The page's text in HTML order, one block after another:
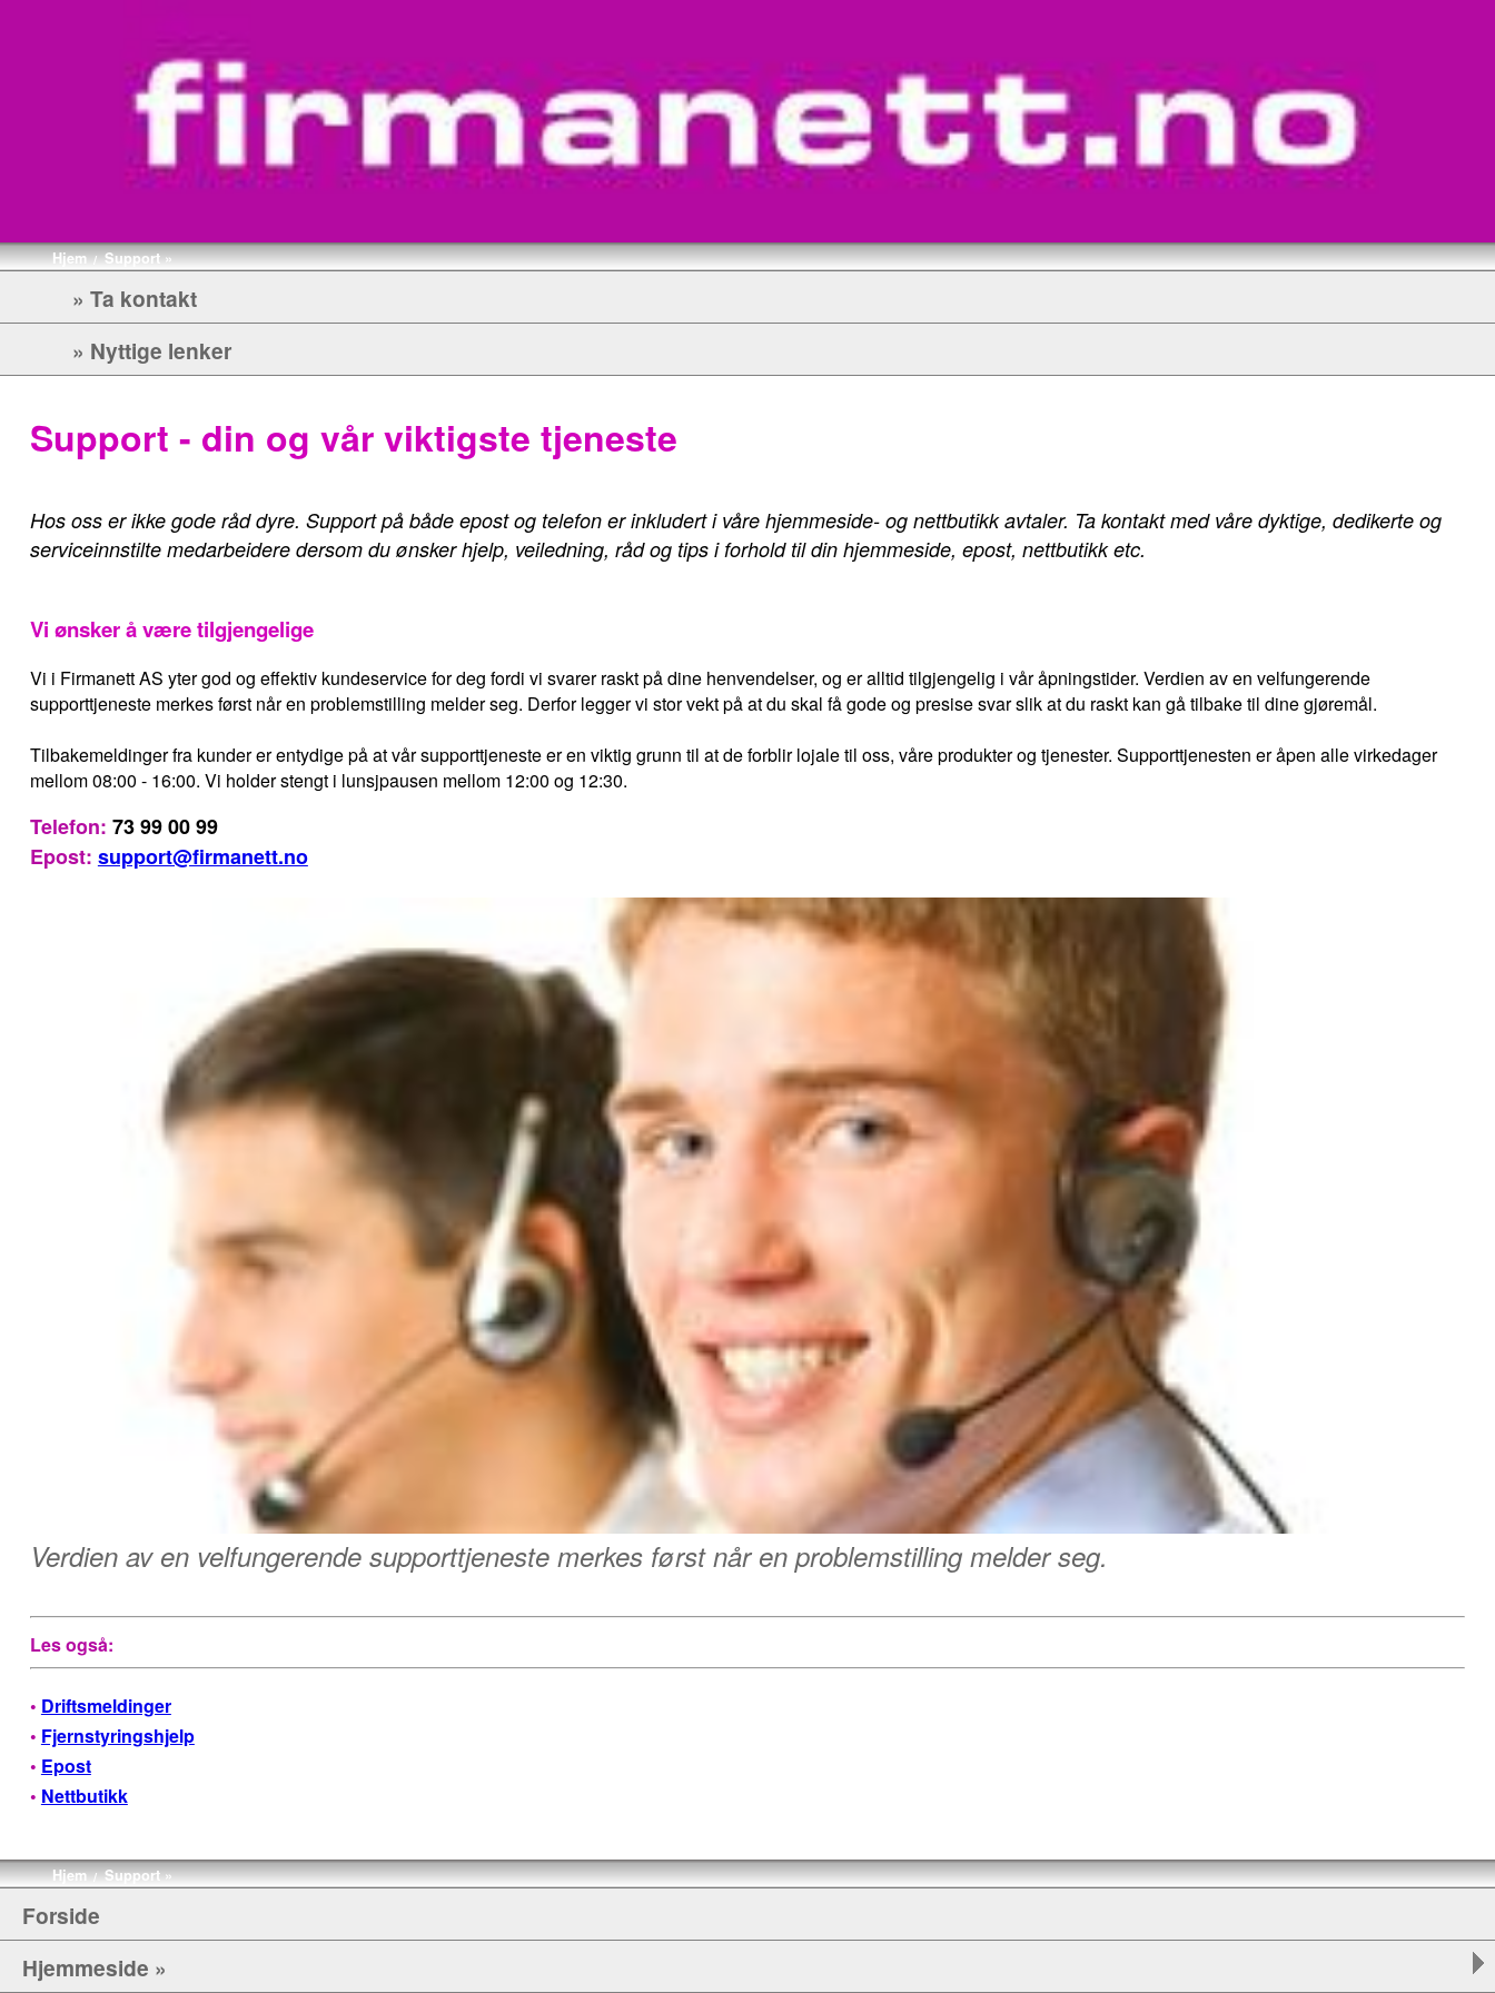
Hjem / Support »
» Ta kontakt
» Nyttige lenker
Support - din og vår viktigste tjeneste
Hos oss er ikke gode råd dyre. Support på både epost og telefon er inkludert i våre hjemmeside- og nettbutikk avtaler. Ta kontakt med våre dyktige, dedikerte og
serviceinnstilte medarbeidere dersom du ønsker hjelp, veiledning, råd og tips i forhold til din hjemmeside, epost, nettbutikk etc.
Vi ønsker å være tilgjengelige
Vi i Firmanett AS yter god og effektiv kundeservice for deg fordi vi svarer raskt på dine henvendelser, og er alltid tilgjengelig i vår åpningstider. Verdien av en velfungerende
supporttjeneste merkes først når en problemstilling melder seg. Derfor legger vi stor vekt på at du skal få gode og presise svar slik at du raskt kan gå tilbake til dine gjøremål.
Tilbakemeldinger fra kunder er entydige på at vår supporttjeneste er en viktig grunn til at de forblir lojale til oss, våre produkter og tjenester. Supporttjenesten er åpen alle virkedager
mellom 08:00 - 16:00. Vi holder stengt i lunsjpausen mellom 12:00 og 12:30.
Telefon: 73 99 00 99
Epost: support@firmanett.no
Verdien av en velfungerende supporttjeneste merkes først når en problemstilling melder seg.
Les også:
• Driftsmeldinger
• Fjernstyringshjelp
• Epost
• Nettbutikk
Hjem / Support »
Forside
Hjemmeside »